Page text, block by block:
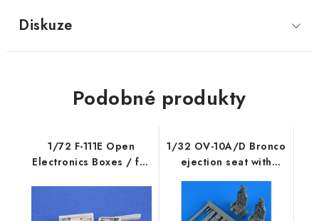
Diskuze
Podobné produkty
1/72 F-111E Open
Electronics Boxes / for
1/32 OV-10A/D Bronco
ejection seat with
safety belts for x kit